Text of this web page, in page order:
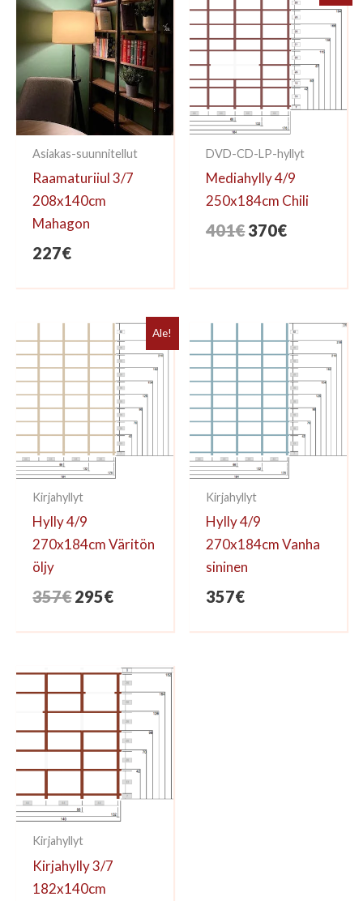
Asiakas-suunnitellut
Raamaturiiul 3/7
208x140cm
Mahagon
227€
DVD-CD-LP-hyllyt
Mediahylly 4/9
250x184cm Chili
401€Alkuperäinen
401€.
370€Nykyinen
370€.
Ale!
Kirjahyllyt
Hylly 4/9
270x184cm Väritön
öljy
357€Alkuperäinen
oli:
295€Nykyinen
on:
Kirjahyllyt
Hylly 4/9
270x184cm Vanha
sininen
357€
Kirjahyllyt
Kirjahylly 3/7
182x140cm